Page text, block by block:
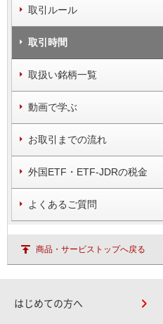
取引ルール
取引時間
取扱い銘柄一覧
動画で学ぶ
お取引までの流れ
外国ETF・ETF-JDRの税金
よくあるご質問
商品・サービストップへ戻る
はじめての方へ